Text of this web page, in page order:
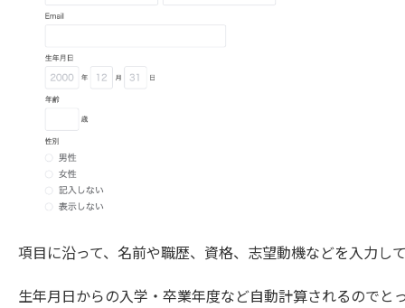
項目に沿って、名前や職歴、資格、志望動機などを入力し
生年月日からの入学・卒業年度など自動計算されるのでと